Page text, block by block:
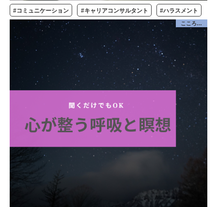
#コミュニケーション #キャリアコンサルタント #ハラスメント
こころケア